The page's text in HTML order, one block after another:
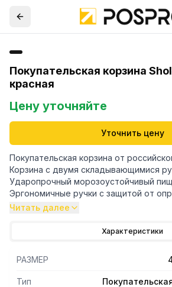
Покупательская корзина
красная
Цену уточняйте
Уточнить цену
Покупательская корзина от
Корзина с двумя складывающимися
Ударопрочный морозоустойчивый
Эргономичные ручки с защитой от
противоположную сторону.
Читать далее
Характеристики
РАЗМЕР
Тип